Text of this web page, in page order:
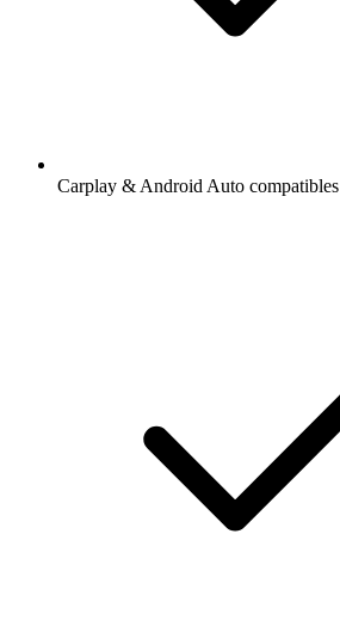
Carplay & Android Auto compatibles